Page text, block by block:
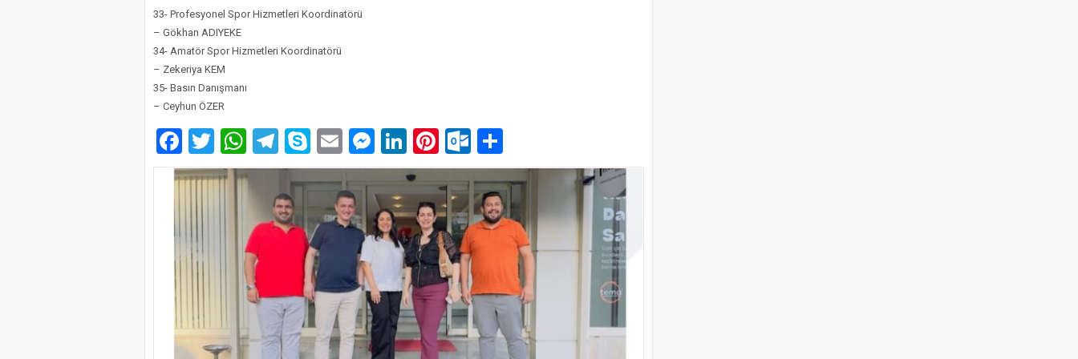
33- Profesyonel Spor Hizmetleri Koordinatörü
– Gökhan ADIYEKE
34- Amatör Spor Hizmetleri Koordinatörü
– Zekeriya KEM
35- Basın Danışmanı
– Ceyhun ÖZER
Facebook
TwitterWhatsApp
Telegram
SkypeEmailMessenger
LinkedIn
Pinterest
Outlook.com